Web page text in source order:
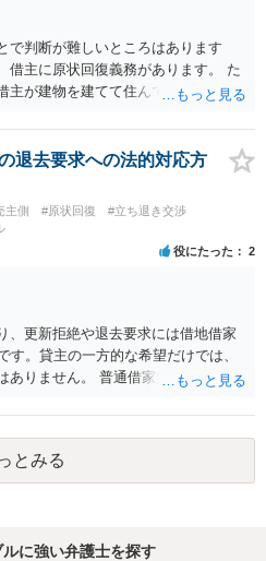
で判断が難しいところはあります
借主に原状回復義務があります。 た
主が建物を建てて住んでいたケース
明渡す義務は原則生じないはずで
えた場合であっても、貸主の承諾を
を捻出した側に平屋の所有権が帰属
いように思います。 そのため、現
な案件ではないため、まずは相手
体費用を負担しなければならない
退去要求への法的対応方
主側 #原状回復
#立ち退き交渉
役にたった 2
、更新拒絶や退去要求には借地借家
。貸主の一方的な希望だけでは、
ありません。 普通借家契約から定期
になりますが、これは任意の合意が
ば成立しません。 12年間の居住実
がり、転居費用の準備が困難な事情
必要性として正当事由判断において
自体は、賃貸借契約の有効性を直ち
とみる
に強い弁護士を探す